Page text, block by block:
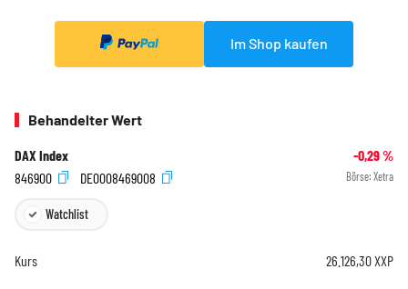
Im Shop kaufen
Behandelter Wert
DAX Index -0,29%
846900
DE0008469008 Börse: Xetra
Watchlist
Kurs 26.126,30XXP